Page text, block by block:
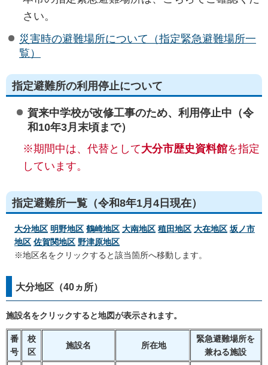
さい。
災害時の避難場所について（指定緊急避難場所一
覧）
指定避難所の利用停止について
賀来中学校が改修工事のため、利用停止中（令
和10年3月末頃まで）
※期間中は、代替として大分市歴史資料館を指定
しています。
指定避難所一覧（令和8年1月4日現在）
大分地区 明野地区 鶴崎地区 大南地区 稙田地区 大在地区 坂ノ市
地区 佐賀関地区 野津原地区
※地区名をクリックすると該当箇所へ移動します。
大分地区（40ヵ所）
施設名をクリックすると地図が表示されます。
番
号
校
区
施設名 所在地
緊急避難場所を
兼ねる施設